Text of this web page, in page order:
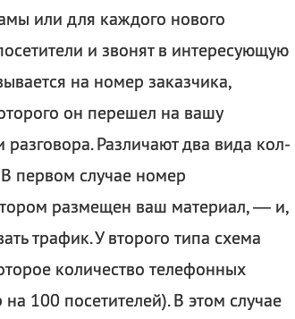
или для каждого нового
и звонят в интересующую
на номер заказчика,
он перешел на вашу
Различают два вида кол-
первом случае номер
размещен ваш материал, — и,
трафик. У второго типа схема
количество телефонных
100 посетителей). В этом случае